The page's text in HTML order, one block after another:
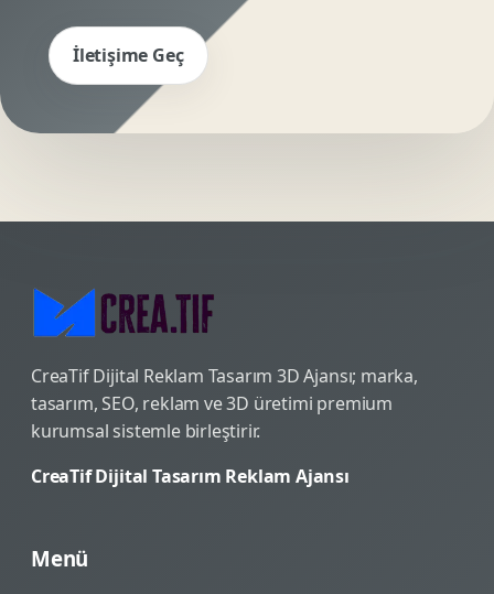
İletişime Geç
CreaTif Dijital Reklam Tasarım 3D Ajansı; marka,
tasarım, SEO, reklam ve 3D üretimi premium
kurumsal sistemle birleştirir.
CreaTif Dijital Tasarım Reklam Ajansı
Menü